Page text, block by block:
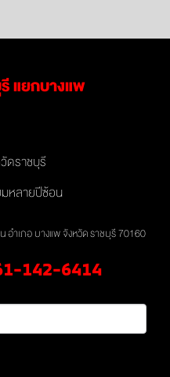
แยกบางแพ
ดราชบุรี
หลายปีซ้อน
อำเภอ บางแพ จังหวัดราชบุรี 70160
142-6414